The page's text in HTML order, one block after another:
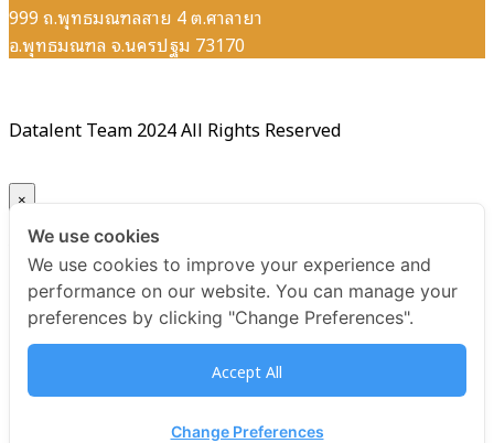
999 ถ.พุทธมณฑลสาย 4 ต.ศาลายา
อ.พุทธมณฑล จ.นครปฐม 73170
Datalent Team 2024 All Rights Reserved
×
Your ticket for the: Certificate Data Management
Foundations รุ่นที่ 6
Title
Certificate Data Management Foundations รุ่นที่ 6
We use cookies
We use cookies to improve your experience and
performance on our website. You can manage your
preferences by clicking "Change Preferences".
Accept All
Change Preferences